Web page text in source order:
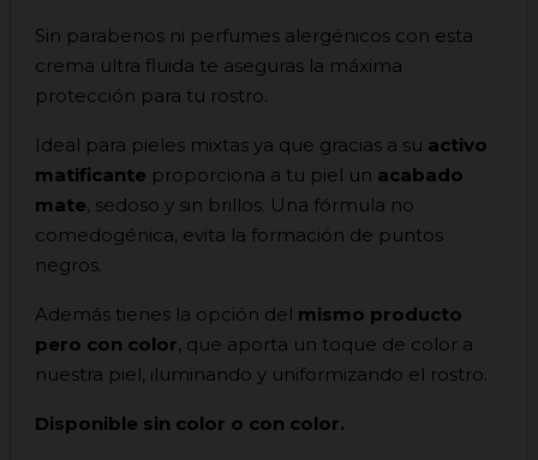
Sin parabenos ni perfumes alergénicos con esta
crema ultra fluida te aseguras la máxima
protección para tu rostro.
Ideal para pieles mixtas ya que gracias a su activo
matificante proporciona a tu piel un acabado
mate, sedoso y sin brillos. Una fórmula no
comedogénica, evita la formación de puntos
negros.
Además tienes la opción del mismo producto
pero con color, que aporta un toque de color a
nuestra piel, iluminando y uniformizando el rostro.
Disponible sin color o con color.